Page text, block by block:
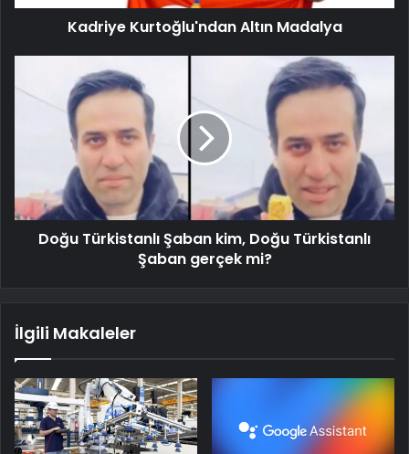
Kadriye Kurtoğlu'ndan Altın Madalya
Doğu Türkistanlı Şaban kim, Doğu Türkistanlı
Şaban gerçek mi?
İlgili Makaleler